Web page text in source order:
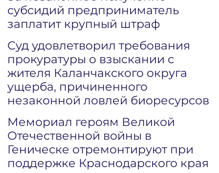
субсидий предприниматель
заплатит крупный штраф
Суд удовлетворил требования
прокуратуры о взыскании с
жителя Каланчакского округа
ущерба, причиненного
незаконной ловлей биоресурсов
Мемориал героям Великой
Отечественной войны в
Геническе отремонтируют при
поддержке Краснодарского края